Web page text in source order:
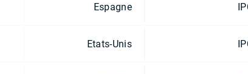
Espagne
Etats-Unis